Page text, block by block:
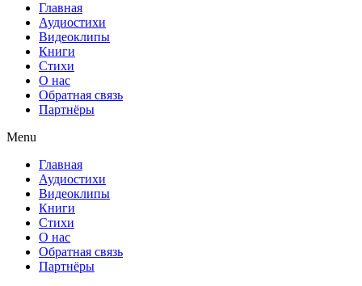
Главная
Аудиостихи
Видеоклипы
Книги
Стихи
О нас
Обратная связь
Партнёры
Menu
Главная
Аудиостихи
Видеоклипы
Книги
Стихи
О нас
Обратная связь
Партнёры